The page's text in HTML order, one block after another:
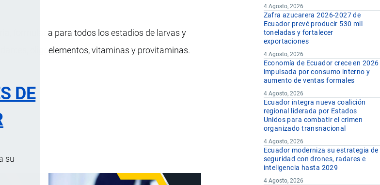
DE
su
formulada para todos los estadios de larvas y
oligoelementos, vitaminas y provitaminas.
4 Agosto, 2026
Zafra azucarera 2026-2027 de
Ecuador prevé producir 530 mil
toneladas y fortalecer
exportaciones
4 Agosto, 2026
Economía de Ecuador crece en 2026
impulsada por consumo interno y
aumento de ventas formales
4 Agosto, 2026
Ecuador integra nueva coalición
regional liderada por Estados
Unidos para combatir el crimen
organizado transnacional
4 Agosto, 2026
Ecuador moderniza su estrategia de
seguridad con drones, radares e
inteligencia hasta 2029
4 Agosto, 2026